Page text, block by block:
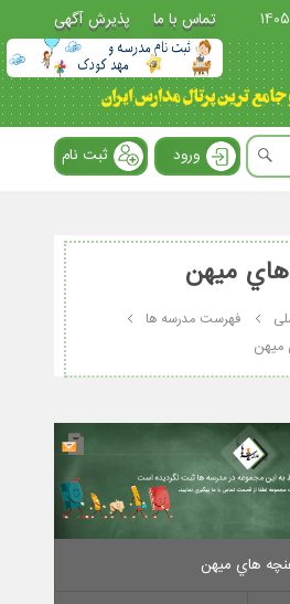
تماس با ما پذیرش آگهی
ورود ثبت نام
ميهن
فهرست مدرسه ها
ميهن
هاي ميهن